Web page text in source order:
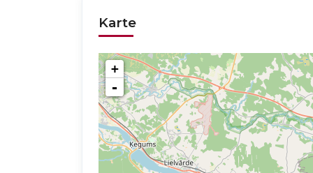
Karte
+
-